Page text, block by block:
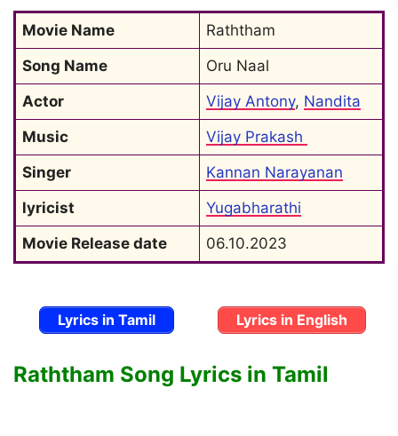
Movie Name
Raththam
Song Name
Oru Naal
Actor
Vijay Antony, Nandita
Music
Vijay Prakash
Singer
Kannan Narayanan
lyricist
Yugabharathi
Movie Release date
06.10.2023
Lyrics in Tamil Lyrics in English
Raththam Song Lyrics in Tamil